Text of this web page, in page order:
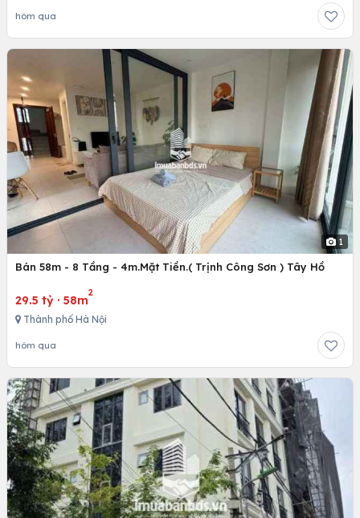
hôm qua
1
Bán 58m - 8 Tầng - 4m.Mặt Tiền.( Trịnh Công Sơn ) Tây Hồ
29.5 tỷ · 58m
2
Thành phố Hà Nội
hôm qua